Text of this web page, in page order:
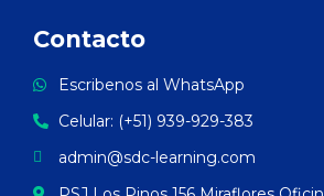
Contacto
Escribenos al WhatsApp
Celular: (+51) 939-929-383
admin@sdc-learning.com